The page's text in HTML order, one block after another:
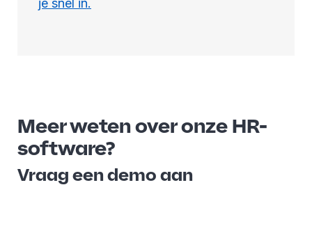
je snel in.
Meer weten over onze HR-
software?
Vraag een demo aan